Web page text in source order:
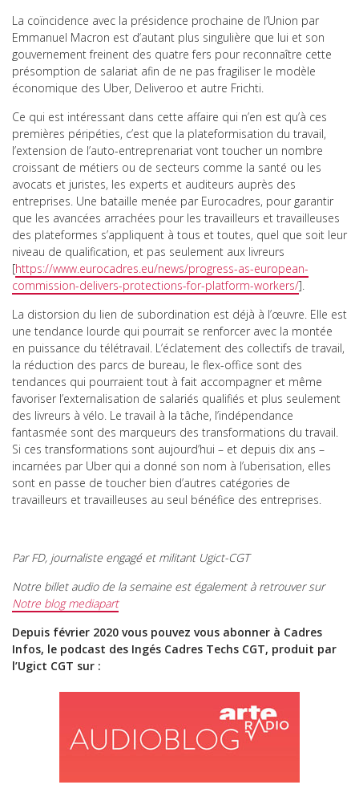
La coïncidence avec la présidence prochaine de l’Union par
Emmanuel Macron est d’autant plus singulière que lui et son
gouvernement freinent des quatre fers pour reconnaître cette
présomption de salariat afin de ne pas fragiliser le modèle
économique des Uber, Deliveroo et autre Frichti.
Ce qui est intéressant dans cette affaire qui n’en est qu’à ces
premières péripéties, c’est que la plateformisation du travail,
l’extension de l’auto-entreprenariat vont toucher un nombre
croissant de métiers ou de secteurs comme la santé ou les
avocats et juristes, les experts et auditeurs auprès des
entreprises. Une bataille menée par Eurocadres, pour garantir
que les avancées arrachées pour les travailleurs et travailleuses
des plateformes s’appliquent à tous et toutes, quel que soit leur
niveau de qualification, et pas seulement aux livreurs
[https://www.eurocadres.eu/news/progress-as-european-
commission-delivers-protections-for-platform-workers/].
La distorsion du lien de subordination est déjà à l’œuvre. Elle est
une tendance lourde qui pourrait se renforcer avec la montée
en puissance du télétravail. L’éclatement des collectifs de travail,
la réduction des parcs de bureau, le flex-office sont des
tendances qui pourraient tout à fait accompagner et même
favoriser l’externalisation de salariés qualifiés et plus seulement
des livreurs à vélo. Le travail à la tâche, l’indépendance
fantasmée sont des marqueurs des transformations du travail.
Si ces transformations sont aujourd’hui – et depuis dix ans –
incarnées par Uber qui a donné son nom à l’uberisation, elles
sont en passe de toucher bien d’autres catégories de
travailleurs et travailleuses au seul bénéfice des entreprises.
Par FD, journaliste engagé et militant Ugict-CGT
Notre billet audio de la semaine est également à retrouver sur
Notre blog mediapart
Depuis février 2020 vous pouvez vous abonner à Cadres
Infos, le podcast des Ingés Cadres Techs CGT, produit par
l’Ugict CGT sur :